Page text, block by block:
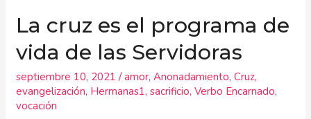
La cruz es el programa de
vida de las Servidoras
septiembre 10, 2021/amor,Anonadamiento,Cruz,
evangelización, Hermanas1,sacrificio,Verbo Encarnado,
vocación